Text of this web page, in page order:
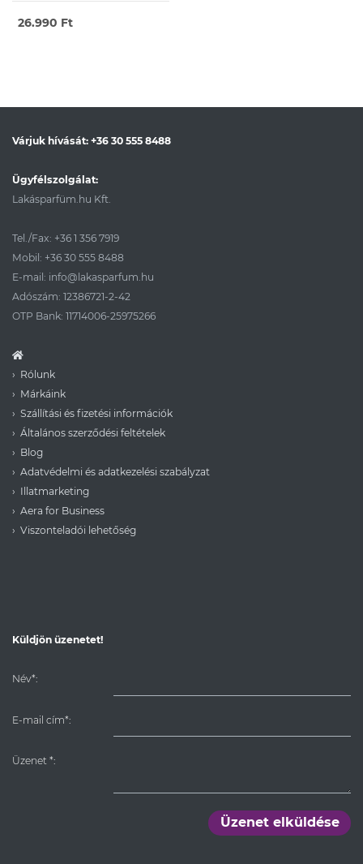
26.990 Ft
Várjuk hívását: +36 30 555 8488
Ügyfélszolgálat:
Lakásparfüm.hu Kft.
Tel./Fax: +36 1 356 7919
Mobil: +36 30 555 8488
E-mail: info@lakasparfum.hu
Adószám: 12386721-2-42
OTP Bank: 11714006-25975266
Rólunk
Márkáink
Szállítási és fizetési információk
Általános szerződési feltételek
Blog
Adatvédelmi és adatkezelési szabályzat
Illatmarketing
Aera for Business
Viszonteladói lehetőség
Küldjön üzenetet!
Név*:
E-mail cím*:
Üzenet *:
Üzenet elküldése